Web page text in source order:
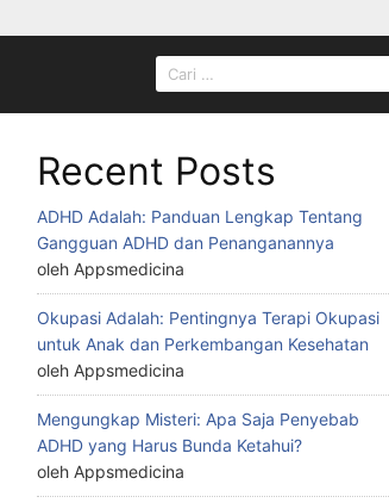
Recent Posts
ADHD Adalah: Panduan Lengkap Tentang
Gangguan ADHD dan Penanganannya
oleh Appsmedicina
Okupasi Adalah: Pentingnya Terapi Okupasi
untuk Anak dan Perkembangan Kesehatan
oleh Appsmedicina
Mengungkap Misteri: Apa Saja Penyebab
ADHD yang Harus Bunda Ketahui?
oleh Appsmedicina